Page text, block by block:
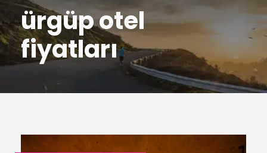
ürgüp otel
fiyatları